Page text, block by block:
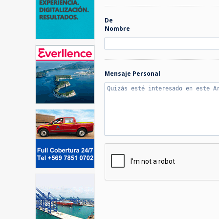
De
Nombre
Mensaje Personal